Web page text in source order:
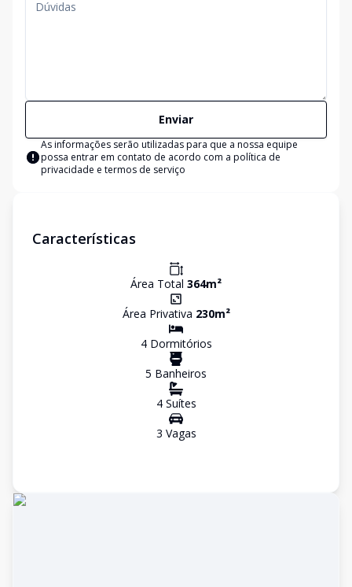
Enviar
As informações serão utilizadas para que a nossa equipe
possa entrar em contato de acordo com a política de
privacidade e termos de serviço
Características
Área Total 364m²
Área Privativa 230m²
4Dormitórios
5 Banheiros
4Suítes
3 Vagas